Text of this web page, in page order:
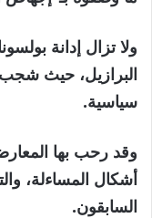
ولا تزال إدانة
البرازيل، حيث شجب
سياسية.
وقد رحب بها
أشكال المساءلة،
السابقون.